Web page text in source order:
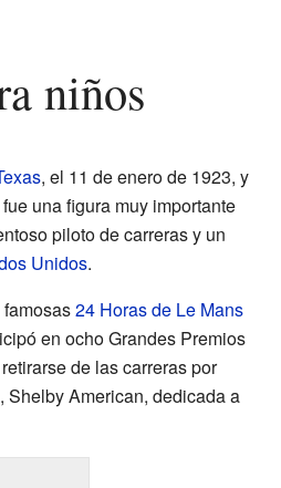
niños
, el 11 de enero de 1923, y
una figura muy importante
piloto de carreras y un
Unidos.
24 Horas de Le Mans
en ocho Grandes Premios
de las carreras por
Shelby American, dedicada a